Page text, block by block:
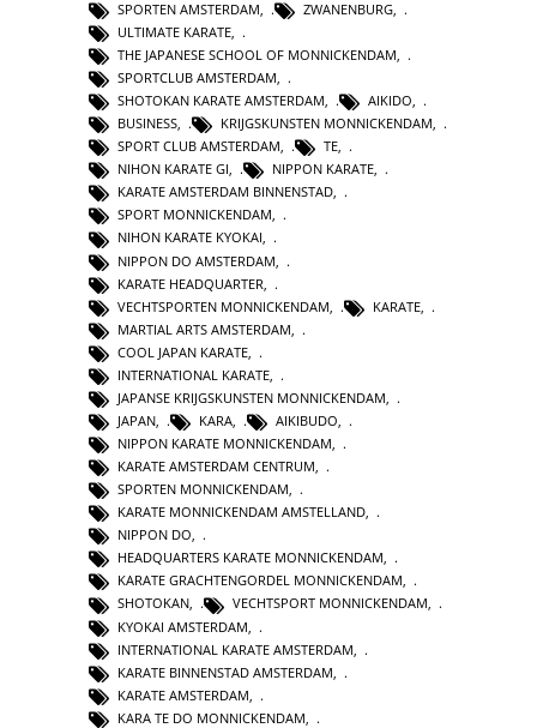
SPORTEN AMSTERDAM
ZWANENBURG
ULTIMATE KARATE
THE JAPANESE SCHOOL OF MONNICKENDAM
SPORTCLUB AMSTERDAM,
SHOTOKAN KARATE AMSTERDAM, AIKIDO,
BUSINESS, KRIJGSKUNSTEN MONNICKENDAM,
SPORT CLUB AMSTERDAM, TE,
NIHON KARATE GI, NIPPON KARATE,
KARATE AMSTERDAM BINNENSTAD,
SPORT MONNICKENDAM,
NIHON KARATE KYOKAI,
NIPPON DO AMSTERDAM
KARATE HEADQUARTER
VECHTSPORTEN MONNICKENDAM
KARATE
MARTIAL ARTS AMSTERDAM
COOL JAPAN KARATE
INTERNATIONAL KARATE
JAPANSE KRIJGSKUNSTEN MONNICKENDAM
JAPAN
KARA AIKIBUDO
NIPPON KARATE MONNICKENDAM,
KARATE AMSTERDAM CENTRUM,
SPORTEN MONNICKENDAM,
KARATE MONNICKENDAM AMSTELLAND,
NIPPON DO,
HEADQUARTERS KARATE MONNICKENDAM,
KARATE GRACHTENGORDEL MONNICKENDAM,
SHOTOKAN, VECHTSPORT MONNICKENDAM,
KYOKAI AMSTERDAM
INTERNATIONAL KARATE AMSTERDAM
KARATE BINNENSTAD AMSTERDAM
KARATE AMSTERDAM
KARA TE DO MONNICKENDAM